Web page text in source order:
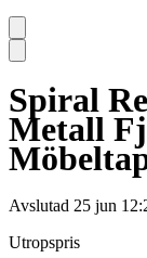
Spiral
Metall
Avslutad 25 jun
Utropspris